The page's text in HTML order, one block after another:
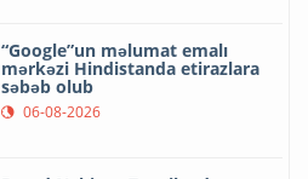
“Google”un məlumat emalı
mərkəzi Hindistanda etirazlara
səbəb olub
06-08-2026